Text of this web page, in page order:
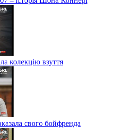
колекцію взуття
свого бойфренда